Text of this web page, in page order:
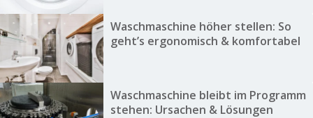
Waschmaschine höher stellen: So
geht’s ergonomisch & komfortabel
Waschmaschine bleibt im Programm
stehen: Ursachen & Lösungen